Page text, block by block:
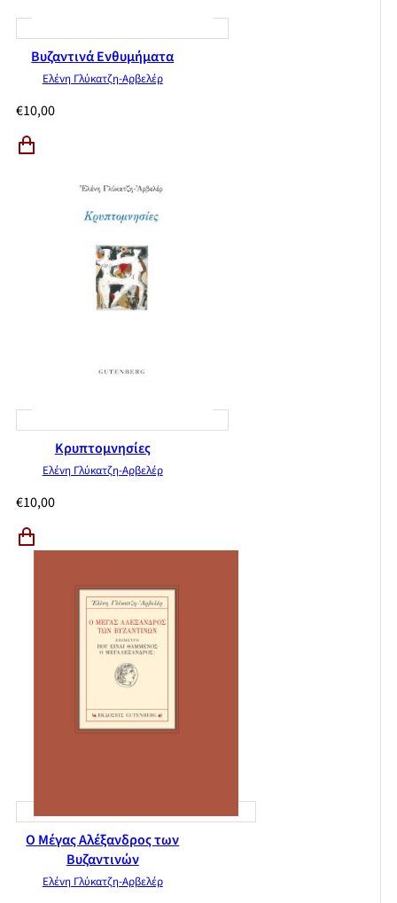
Βυζαντινά Ενθυμήματα
Ελένη Γλύκατζη-Αρβελέρ
€10,00
Κρυπτομνησίες
Ελένη Γλύκατζη-Αρβελέρ
€10,00
Ο Μέγας Αλέξανδρος των
Βυζαντινών
Ελένη Γλύκατζη-Αρβελέρ